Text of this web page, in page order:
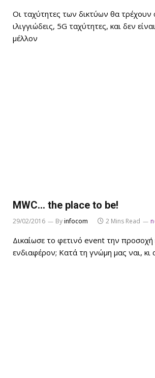
Οι ταχύτητες των δικτύων θα
ιλιγγιώδεις, 5G ταχύτητες, και δεν
μέλλον
MWC… the place to be!
29/02/2016 Byinfocom 2 Mins Read
Δικαίωσε το φετινό event την προσοχή
ενδιαφέρον; Κατά τη γνώμη μας ναι, κι